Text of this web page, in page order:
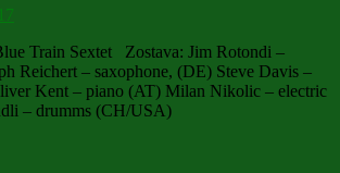
Train Sextet Zostava: Jim Rotondi –
Reichert – saxophone, (DE) Steve Davis –
Kent – piano (AT) Milan Nikolic – electric
– drumms (CH/USA)